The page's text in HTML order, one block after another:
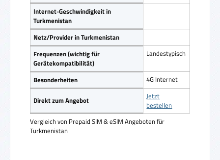
Vergleich von Prepaid SIM & eSIM Angeboten für
Turkmenistan
Internet-Geschwindigkeit in
Turkmenistan
Netz/Provider in Turkmenistan
Frequenzen (wichtig für
Gerätekompatibilität)
Landestypisch
Besonderheiten 4G Internet
Direkt zum Angebot
Jetzt
bestellen